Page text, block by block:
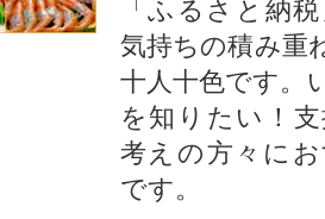
「ふるさと納
気持ちの積み重
十人十色です。
を知りたい！
考えの方々に
です。